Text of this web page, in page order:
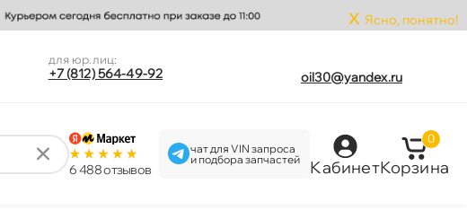
x Ясно, понятно!
для юр.лиц:
+7 (812) 564-49-92 oil30@yandex.ru
6 488 отзыво
чат для VIN запроса
и подбора запчастей
Кабинет
0
Корзина